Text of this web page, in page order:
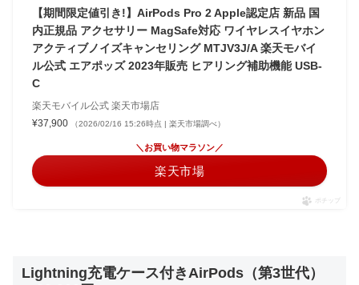
【期間限定値引き!】AirPods Pro 2 Apple認定店 新品 国
内正規品 アクセサリー MagSafe対応 ワイヤレスイヤホン
アクティブノイズキャンセリング MTJV3J/A 楽天モバイ
ル公式 エアポッズ 2023年販売 ヒアリング補助機能 USB-
C
楽天モバイル公式 楽天市場店
¥37,900
（2026/02/16 15:26時点 | 楽天市場調べ）
＼お買い物マラソン／
楽天市場
ポチップ
Lightning充電ケース付きAirPods（第3世代）